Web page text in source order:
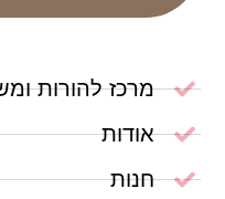
מרכז להורות
אודות
חנות